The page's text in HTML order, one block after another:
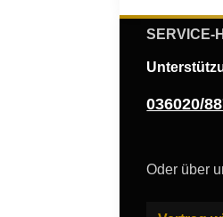
SERVICE-
036020/
Oder über